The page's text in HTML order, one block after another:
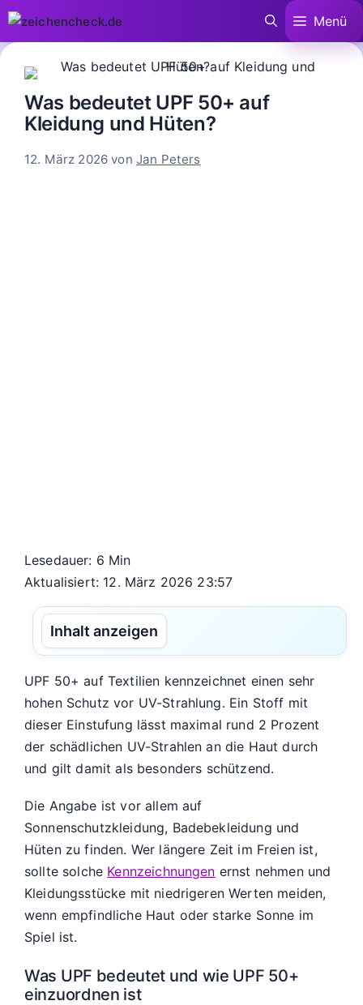
Zum
springen
Menü
Was bedeutet UPF 50+ auf
Kleidung und Hüten?
12. März 2026 von Jan Peters
Lesedauer: 6 Min
Aktualisiert: 12. März 2026 23:57
Inhalt anzeigen
UPF 50+ auf Textilien kennzeichnet einen sehr
hohen Schutz vor UV-Strahlung. Ein Stoff mit
dieser Einstufung lässt maximal rund 2 Prozent
der schädlichen UV-Strahlen an die Haut durch
und gilt damit als besonders schützend.
Die Angabe ist vor allem auf
Sonnenschutzkleidung, Badebekleidung und
Hüten zu finden. Wer längere Zeit im Freien ist,
sollte solche Kennzeichnungen ernst nehmen und
Kleidungsstücke mit niedrigeren Werten meiden,
wenn empfindliche Haut oder starke Sonne im
Spiel ist.
Was UPF bedeutet und wie UPF 50+
einzuordnen ist